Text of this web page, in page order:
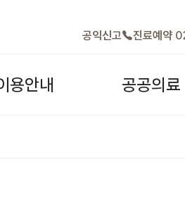
바로가기
공익신고 진료예약
용안내 공공의료